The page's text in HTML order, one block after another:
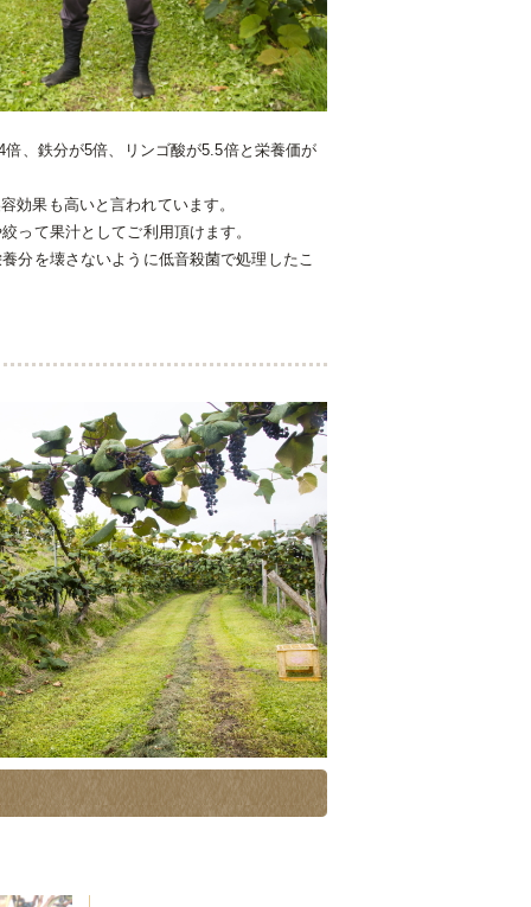
、鉄分が5倍、リンゴ酸が5.5倍と栄養価が
効果も高いと言われています。
って果汁としてご利用頂けます。
分を壊さないように低音殺菌で処理したこ